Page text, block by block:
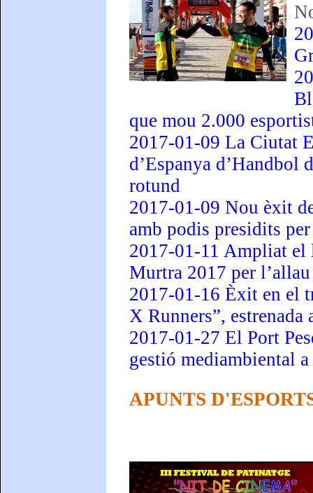
que mou 2.000
2017-01-09 La Ciutat
d’Espanya d’Handbol
rotund
2017-01-09 Nou èxit
amb podis presidits
2017-01-11 Ampliat
Murtra 2017 per
2017-01-16 Èxit en el
X Runners”,
2017-01-27 El Port
gestió mediambiental
APUNTS